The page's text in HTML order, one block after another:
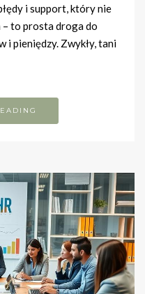
i support, który nie
to prosta droga do
pieniędzy. Zwykły, tani